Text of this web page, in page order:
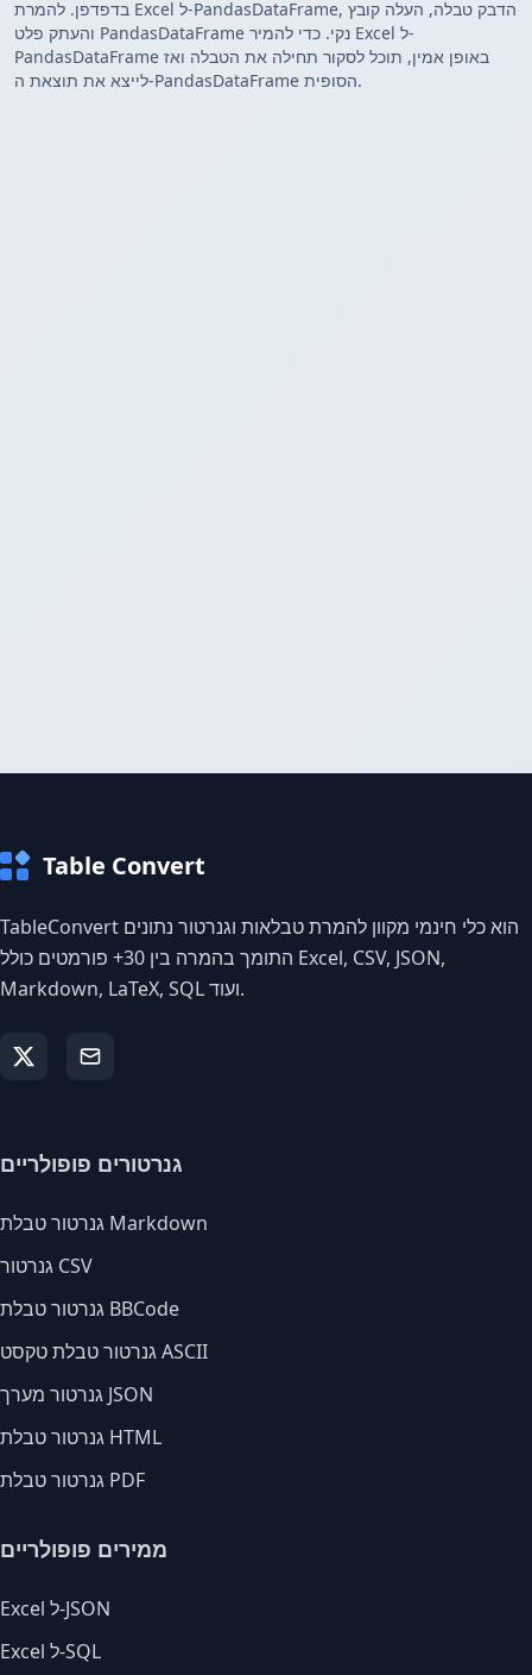
בדפדפן. להמרת Excel ל-PandasDataFrame, הדבק טבלה, העלה קובץ
והעתק פלט PandasDataFrame נקי. כדי להמיר Excel ל-
PandasDataFrame באופן אמין, תוכל לסקור תחילה את הטבלה ואז
לייצא את תוצאת ה-PandasDataFrame הסופית.
Table Convert
TableConvert הוא כלי חינמי מקוון להמרת טבלאות וגנרטור נתונים
התומך בהמרה בין 30+ פורמטים כולל Excel, CSV, JSON,
Markdown, LaTeX, SQL ועוד.
גנרטורים פופולריים
גנרטור טבלת Markdown
גנרטור CSV
גנרטור טבלת BBCode
גנרטור טבלת טקסט ASCII
גנרטור מערך JSON
גנרטור טבלת HTML
גנרטור טבלת PDF
ממירים פופולריים
Excel ל-JSON
Excel ל-SQL